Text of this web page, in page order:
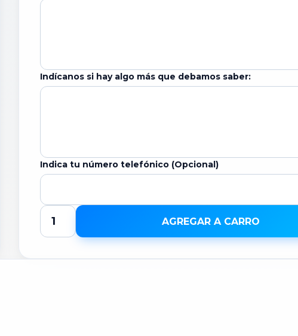
Indícanos si hay algo más que debamos saber:
Indica tu número telefónico (Opcional)
AGREGAR A CARRO